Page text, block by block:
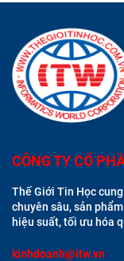
CÔNG TY CỔ
Thế Giới Tin Học
chuyên sâu, sản
hiệu suất, tối ưu hóa
kinhdoanh@itw.vn